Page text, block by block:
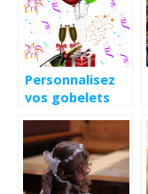
Personnalisez
vos gobelets
évènements